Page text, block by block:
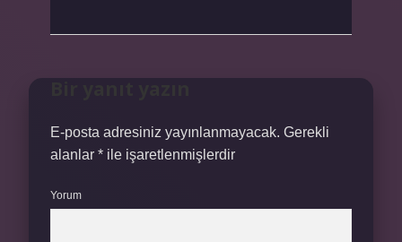
E-posta adresiniz yayınlanmayacak. Gerekli
alanlar * ile işaretlenmişlerdir
Yorum